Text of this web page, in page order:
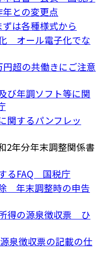
との変更点
は各種様式から
オール電子化でな
超の共働きにご注意
び年調ソフト等に関
関するパンフレッ
2年分年末調整関係書
るFAQ 国税庁
年末調整時の申告
得の源泉徴収票 ひ
泉徴収票の記載の仕